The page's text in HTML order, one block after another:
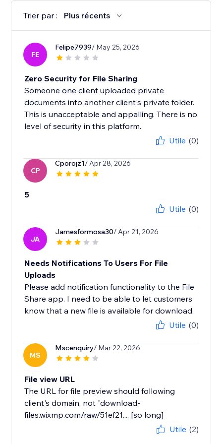
Trier par : Plus récents
FE
Felipe7939/ May 25, 2026
Zero Security for File Sharing
Someone one client uploaded private
documents into another client's private folder.
This is unacceptable and appalling. There is no
level of security in this platform.
Utile (0)
CP
Cporojz1/ Apr 28, 2026
5
Utile (0)
JA
Jamesformosa30/ Apr 21, 2026
Needs Notifications To Users For File
Uploads
Please add notification functionality to the File
Share app. I need to be able to let customers
know that a new file is available for download.
Utile (0)
MS
Mscenquiry/ Mar 22, 2026
File view URL
The URL for file preview should following
client's domain, not "download-
files.wixmp.com/raw/51ef21.... [so long]
Utile (2)